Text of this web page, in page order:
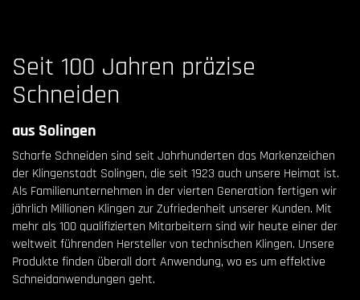
Seit 100 Jahren präzise
Schneiden
aus Solingen
Scharfe Schneiden sind seit Jahrhunderten das Markenzeichen
der Klingenstadt Solingen, die seit 1923 auch unsere Heimat ist.
Als Familienunternehmen in der vierten Generation fertigen wir
jährlich Millionen Klingen zur Zufriedenheit unserer Kunden. Mit
mehr als 100 qualifizierten Mitarbeitern sind wir heute einer der
weltweit führenden Hersteller von technischen Klingen. Unsere
Produkte finden überall dort Anwendung, wo es um effektive
Schneidanwendungen geht.